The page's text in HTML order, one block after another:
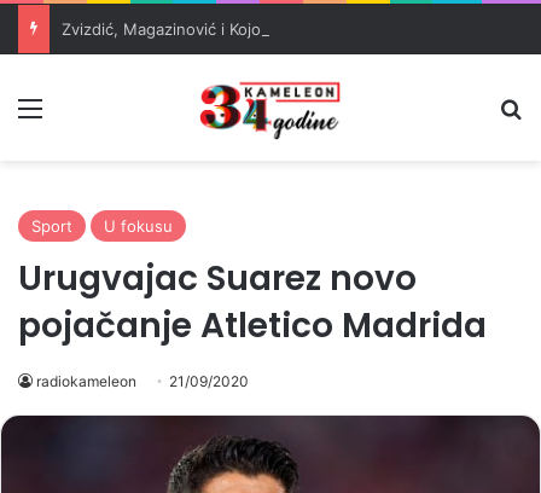
Sport U fokusu
Urugvajac Suarez novo
pojačanje Atletico Madrida
radiokameleon 21/09/2020